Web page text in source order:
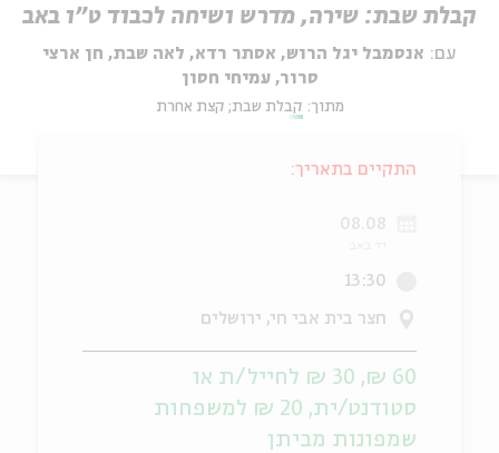
קבלת שבת: שירה, מדרש ושיחה לכבוד ט״ו באב
עם: אנסמבל יגל הרוש, אסתר רדא, לאה שבת, חן ארצי
סרור, עמיחי חסון
מתוך: קבלת שבת; קצת אחרת
התקיים בתאריך:
08.08
13:30
חצר בית אבי חי, ירושלים
60 ₪, 30 ₪ לחייל/ת או
סטודנט/ית, 20 ₪ למשפחות
שמפונות מביתן